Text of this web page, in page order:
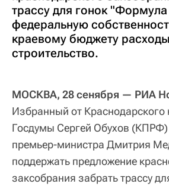
трассу для гонок
федеральную
краевому бюджету
строительство.
МОСКВА, 28 сенября — РИА
Избранный от Краснодарского
Госдумы Сергей Обухов (КПРФ)
премьер-министра Дмитрия
поддержать предложение
заксобрания забрать трассу